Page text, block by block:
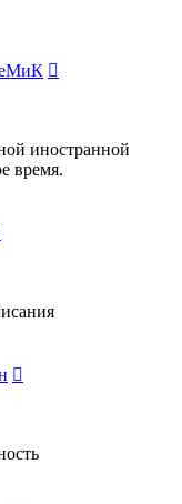
иностранной
время.